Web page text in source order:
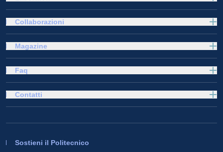
Collaborazioni
Magazine
Faq
Sostieni il Politecnico
Contatti